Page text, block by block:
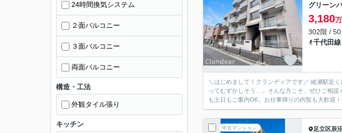
グリーン
3,180
302階 /
千代田線
＼はじめまして！クランディアです／ 綾瀬駅近くに３店舗、気軽に立ち寄れる不動産会社として、 地域の皆さまに寄り添っています。 「住まい探し
ってむずかしそう…」そんな方こそ、ぜひご相談ください。 『不動産のプロスタッフ』が、ローンや資金のこともわかりやす
も土日もご案内OK。お仕事帰りの内覧も大歓迎
中古マンション 足立区辰
24時間換気システム
２面バルコニー
３面バルコニー
両面バルコニー
構造・工法
外観タイル張り
キッチン